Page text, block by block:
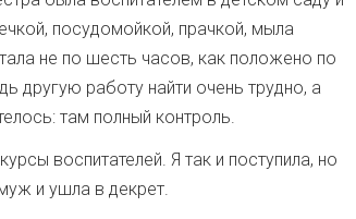
посудомойкой, прачкой, мыла
не по шесть часов, как положено по
другую работу найти очень трудно, а
там полный контроль.
воспитателей. Я так и поступила, но
и ушла в декрет.